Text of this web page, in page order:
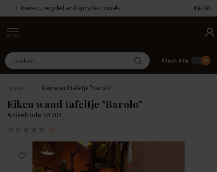
Reused, recycled and upcycled barrels 4.6 /5.0
MENU
€ Incl. btw
Home Eiken wand tafeltje "Barolo"
Eiken wand tafeltje "Barolo"
Artikelcode: B1204
(0)